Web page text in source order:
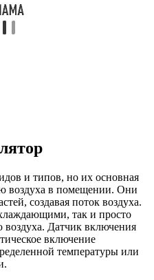
и типов, но их основная
воздуха в помещении. Они
создавая поток воздуха.
так и просто
Датчик включения
включение
температуры или